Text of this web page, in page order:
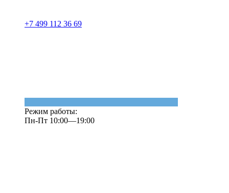
+7 499 112 36 69
Режим работы:
Пн-Пт 10:00—19:00